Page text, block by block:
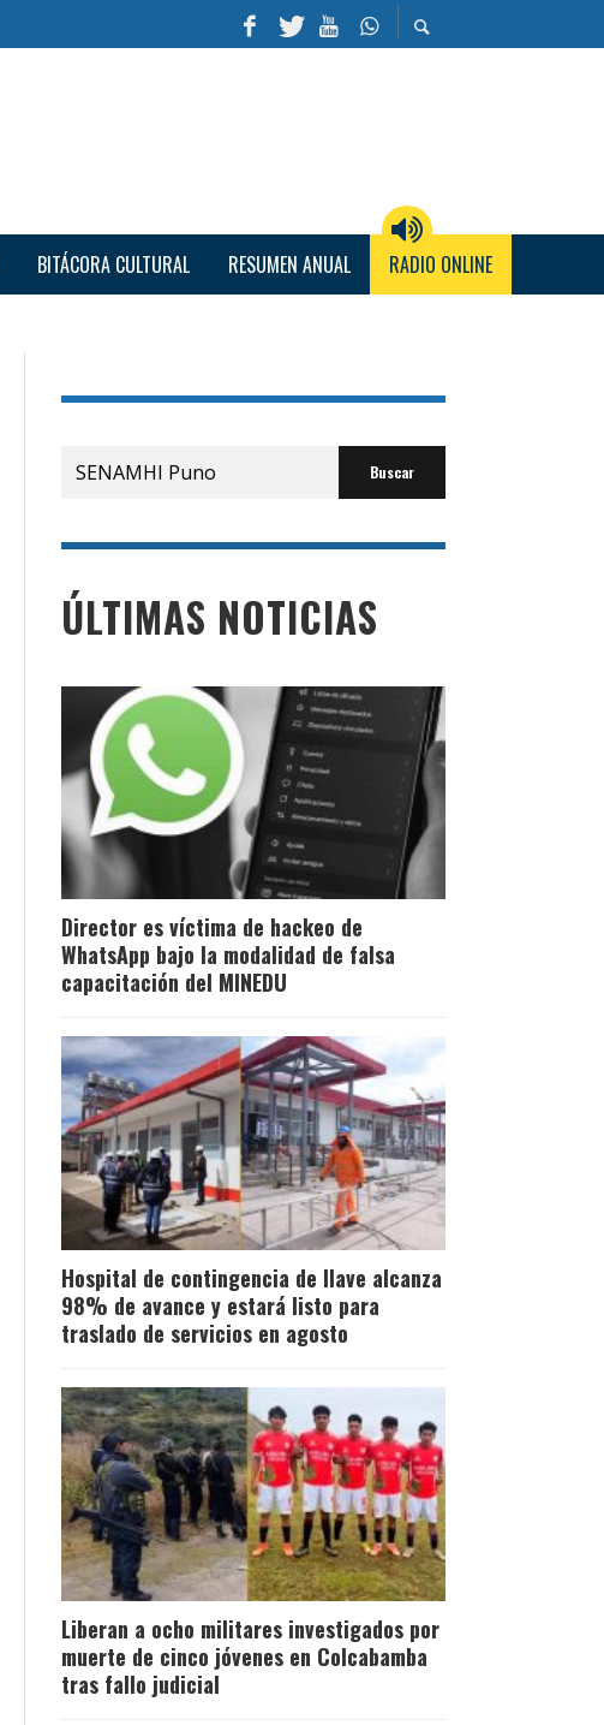
BITÁCORA CULTURAL RESUMEN ANUAL RADIO ONLINE
Buscar
por:
ÚLTIMAS NOTICIAS
Director es víctima de hackeo de
WhatsApp bajo la modalidad de falsa
capacitación del MINEDU
Hospital de contingencia de Ilave alcanza
98% de avance y estará listo para
traslado de servicios en agosto
Liberan a ocho militares investigados por
muerte de cinco jóvenes en Colcabamba
tras fallo judicial